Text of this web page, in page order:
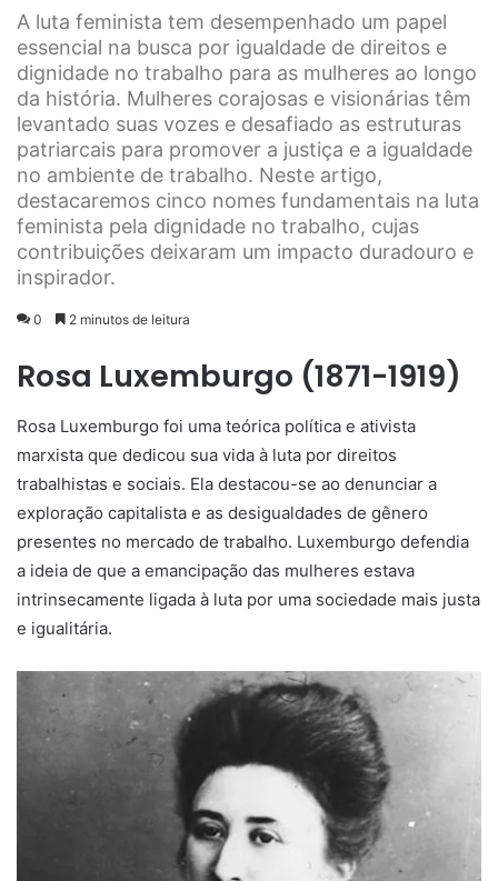
A luta feminista tem desempenhado um papel
essencial na busca por igualdade de direitos e
dignidade no trabalho para as mulheres ao longo
da história. Mulheres corajosas e visionárias têm
levantado suas vozes e desafiado as estruturas
patriarcais para promover a justiça e a igualdade
no ambiente de trabalho. Neste artigo,
destacaremos cinco nomes fundamentais na luta
feminista pela dignidade no trabalho, cujas
contribuições deixaram um impacto duradouro e
inspirador.
0 2 minutos de leitura
Rosa Luxemburgo (1871-1919)
Rosa Luxemburgo foi uma teórica política e ativista
marxista que dedicou sua vida à luta por direitos
trabalhistas e sociais. Ela destacou-se ao denunciar a
exploração capitalista e as desigualdades de gênero
presentes no mercado de trabalho. Luxemburgo defendia
a ideia de que a emancipação das mulheres estava
intrinsecamente ligada à luta por uma sociedade mais justa
e igualitária.